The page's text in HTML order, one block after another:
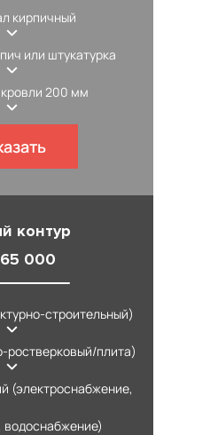
кирпичный
или штукатурка
200 мм
контур
000
строительный)
ростверковый/плита)
(электроснабжение,
водоснабжение)